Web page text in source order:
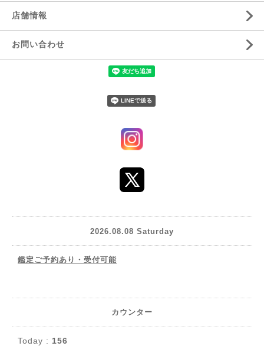
店舗情報
お問い合わせ
2026.08.08 Saturday
鑑定ご予約あり・受付可能
カウンター
Today : 156